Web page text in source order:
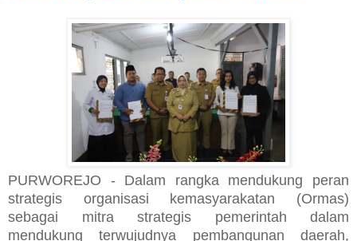
PURWOREJO - Dalam rangka mendukung peran
strategis organisasi kemasyarakatan (Ormas)
sebagai mitra strategis pemerintah dalam
mendukung terwujudnya pembangunan daerah,